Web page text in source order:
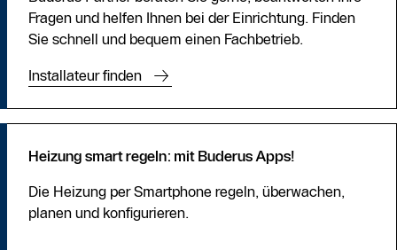
Fragen und helfen Ihnen bei der Einrichtung. Finden
Sie schnell und bequem einen Fachbetrieb.
Installateur finden
Heizung smart regeln: mit Buderus Apps!
Die Heizung per Smartphone regeln, überwachen,
planen und konfigurieren.